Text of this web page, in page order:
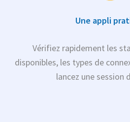
Une appli
Vérifiez rapidement les
disponibles, les types de
lancez une session